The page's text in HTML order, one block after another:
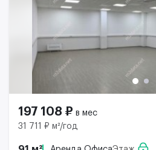
197 108 ₽ в мес
31 711 ₽ м²/год